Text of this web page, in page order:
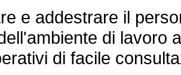
e addestrare il
di lavoro
di facile